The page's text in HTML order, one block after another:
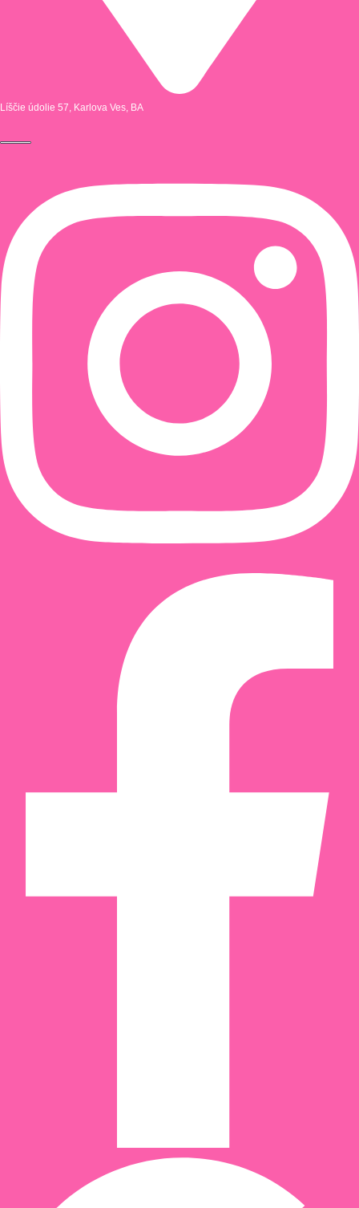
Líščie údolie 57, Karlova Ves, BA